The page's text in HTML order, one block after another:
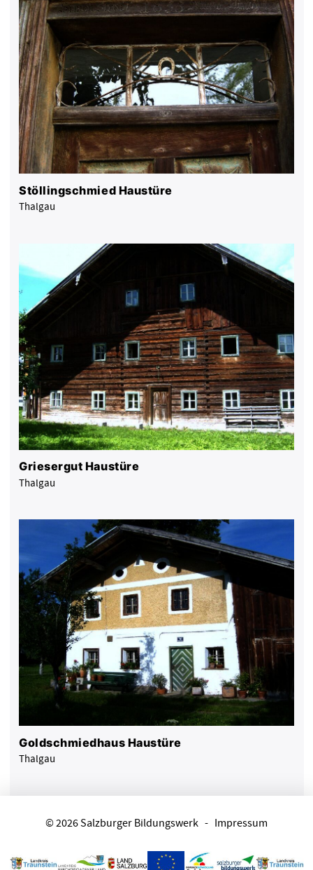
Stöllingschmied Haustüre
Thalgau
Griesergut Haustüre
Thalgau
Goldschmiedhaus Haustüre
Thalgau
© 2026 Salzburger Bildungswerk - Impressum